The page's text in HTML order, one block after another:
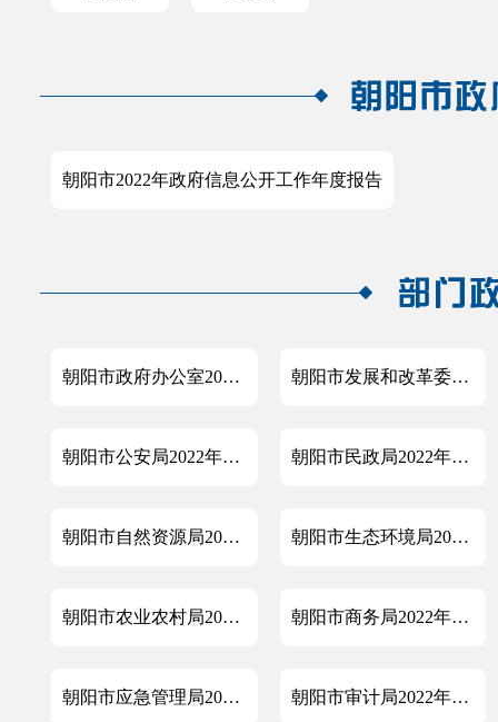
朝阳市2022年政府信息公开工作年度报告
朝阳市政府办公室2022年政府信息公开工作年度报告 朝阳市发展和改革委员会2022年政府信息公开工作年度报告
朝阳市公安局2022年政府信息公开工作年度报告 朝阳市民政局2022年政府信息公开工作年度报告
朝阳市自然资源局2022年政府信息公开工作年度报告 朝阳市生态环境局2022年政府信息公开工作年度报告
朝阳市农业农村局2022年政府信息公开工作年度报告 朝阳市商务局2022年政府信息公开工作年度报告
朝阳市应急管理局2022年政府信息公开工作年度报告 朝阳市审计局2022年政府信息公开工作年度报告